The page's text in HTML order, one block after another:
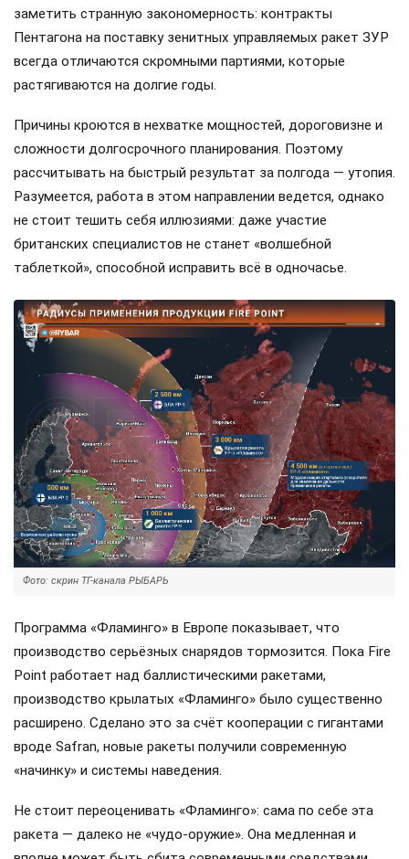
заметить странную закономерность: контракты
Пентагона на поставку зенитных управляемых ракет ЗУР
всегда отличаются скромными партиями, которые
растягиваются на долгие годы.
Причины кроются в нехватке мощностей, дороговизне и
сложности долгосрочного планирования. Поэтому
рассчитывать на быстрый результат за полгода — утопия.
Разумеется, работа в этом направлении ведется, однако
не стоит тешить себя иллюзиями: даже участие
британских специалистов не станет «волшебной
таблеткой», способной исправить всё в одночасье.
Фото: скрин ТГ-канала РЫБАРЬ
Программа «Фламинго» в Европе показывает, что
производство серьёзных снарядов тормозится. Пока Fire
Point работает над баллистическими ракетами,
производство крылатых «Фламинго» было существенно
расширено. Сделано это за счёт кооперации с гигантами
вроде Safran, новые ракеты получили современную
«начинку» и системы наведения.
Не стоит переоценивать «Фламинго»: сама по себе эта
ракета — далеко не «чудо-оружие». Она медленная и